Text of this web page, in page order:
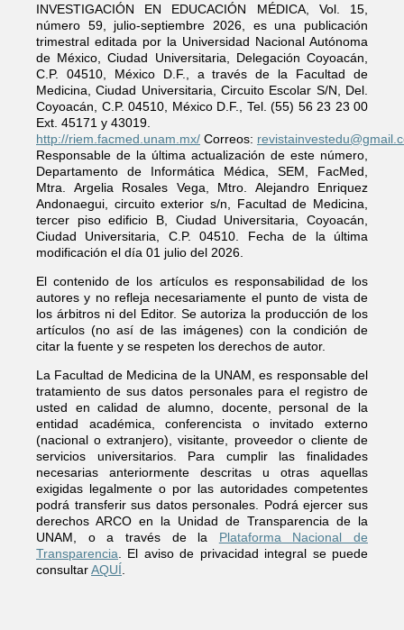
INVESTIGACIÓN EN EDUCACIÓN MÉDICA, Vol. 15,
número 59, julio-septiembre 2026, es una publicación
trimestral editada por la Universidad Nacional Autónoma
de México, Ciudad Universitaria, Delegación Coyoacán,
C.P. 04510, México D.F., a través de la Facultad de
Medicina, Ciudad Universitaria, Circuito Escolar S/N, Del.
Coyoacán, C.P. 04510, México D.F., Tel. (55) 56 23 23 00
Ext. 45171 y 43019.
http://riem.facmed.unam.mx/ Correos:
Responsable de la última actualización de este número,
Departamento de Informática Médica, SEM, FacMed,
Mtra. Argelia Rosales Vega, Mtro. Alejandro Enriquez
Andonaegui, circuito exterior s/n, Facultad de Medicina,
tercer piso edificio B, Ciudad Universitaria, Coyoacán,
Ciudad Universitaria, C.P. 04510. Fecha de la última
modificación el día 01 julio del 2026.
El contenido de los artículos es responsabilidad de los
autores y no refleja necesariamente el punto de vista de
los árbitros ni del Editor. Se autoriza la producción de los
artículos (no así de las imágenes) con la condición de
citar la fuente y se respeten los derechos de autor.
La Facultad de Medicina de la UNAM, es responsable del
tratamiento de sus datos personales para el registro de
usted en calidad de alumno, docente, personal de la
entidad académica, conferencista o invitado externo
(nacional o extranjero), visitante, proveedor o cliente de
servicios universitarios. Para cumplir las finalidades
necesarias anteriormente descritas u otras aquellas
exigidas legalmente o por las autoridades competentes
podrá transferir sus datos personales. Podrá ejercer sus
derechos ARCO en la Unidad de Transparencia de la
UNAM, o a través de la Plataforma Nacional de
Transparencia . El aviso de privacidad integral se puede
consultarAQUÍ